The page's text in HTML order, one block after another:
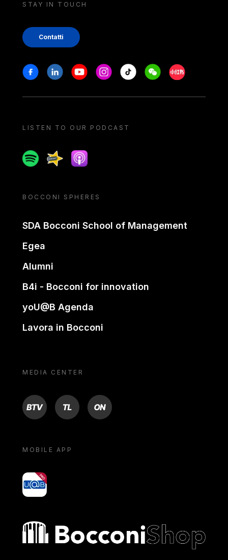
STAY IN TOUCH
Contatti
Stay in touch
FacebookLinkedinYoutubeInstagram
Tiktok WeechatXiaohongshu/
LISTEN TO OUR PODCAST
SpotifySpreakerApple podcast
BOCCONI SPHERES
SDA Bocconi School of Management
Egea
Alumni
B4i - Bocconi for innovation
yoU@B Agenda
Lavora in Bocconi
MEDIA CENTER
BTV TL ON
MOBILE APP
yoU@B
Bocconi shop